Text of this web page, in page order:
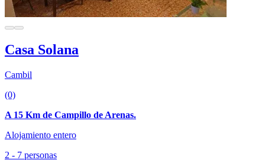
Casa Solana
Cambil
(0)
A 15 Km de Campillo de Arenas.
Alojamiento entero
2 - 7 personas